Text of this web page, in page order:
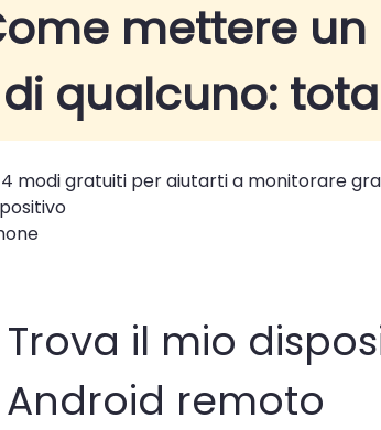
mettere
qualcuno:
modi gratuiti per aiutarti a monitorare
Trova il mio
Android remoto